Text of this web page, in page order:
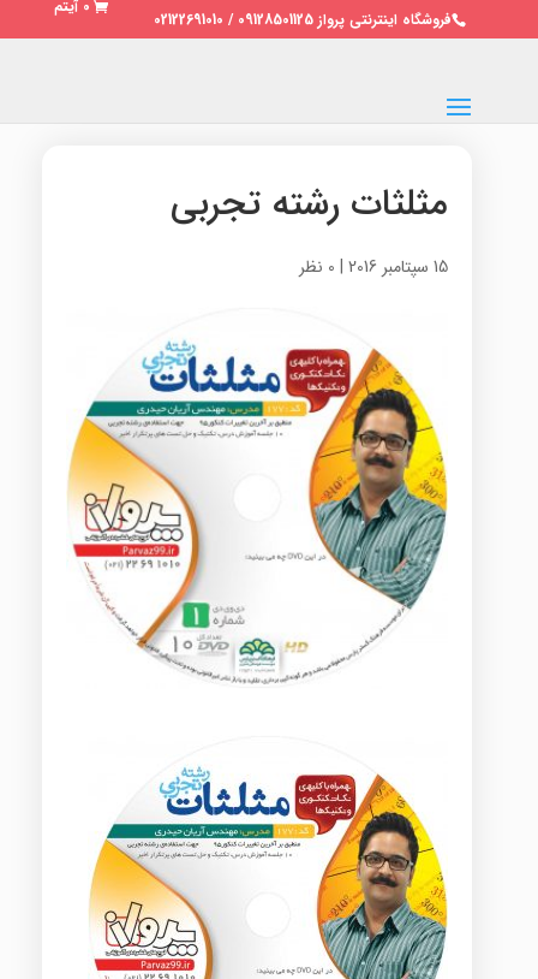
فروشگاه اینترنتی پرواز 09128501125 / 02122691010
0 آیتم
مثلثات رشته تجربی
15 سپتامبر 2016 | 0 نظر